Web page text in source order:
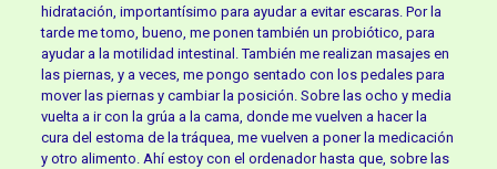
hidratación, importantísimo para ayudar a evitar escaras. Por la
tarde me tomo, bueno, me ponen también un probiótico, para
ayudar a la motilidad intestinal. También me realizan masajes en
las piernas, y a veces, me pongo sentado con los pedales para
mover las piernas y cambiar la posición. Sobre las ocho y media
vuelta a ir con la grúa a la cama, donde me vuelven a hacer la
cura del estoma de la tráquea, me vuelven a poner la medicación
y otro alimento. Ahí estoy con el ordenador hasta que, sobre las